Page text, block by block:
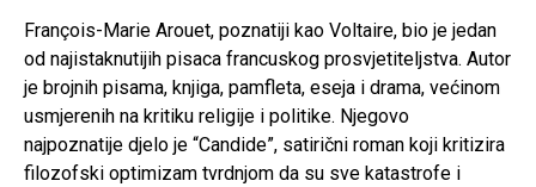
François-Marie Arouet, poznatiji kao Voltaire, bio je jedan
od najistaknutijih pisaca francuskog prosvjetiteljstva. Autor
je brojnih pisama, knjiga, pamfleta, eseja i drama, većinom
usmjerenih na kritiku religije i politike. Njegovo
najpoznatije djelo je “Candide”, satirični roman koji kritizira
filozofski optimizam tvrdnjom da su sve katastrofe i